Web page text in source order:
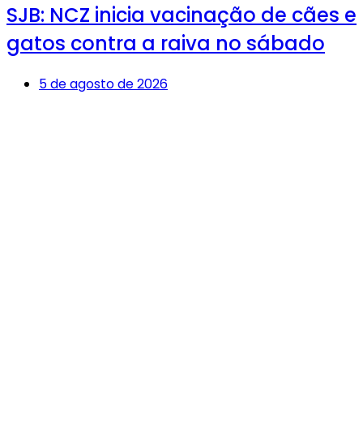
SJB: NCZ inicia vacinação de cães e
gatos contra a raiva no sábado
5 de agosto de 2026